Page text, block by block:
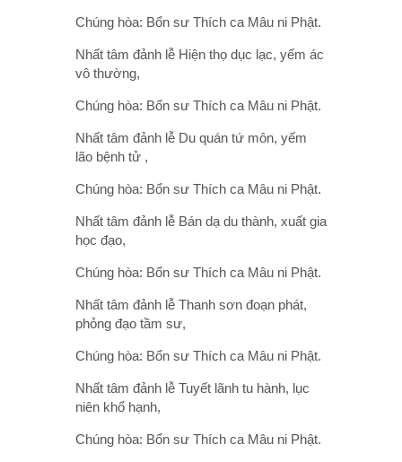
Chúng hòa: Bổn sư Thích ca Mâu ni Phật.
Nhất tâm đảnh lễ Hiện thọ dục lạc, yếm ác
vô thường,
Chúng hòa: Bổn sư Thích ca Mâu ni Phật.
Nhất tâm đảnh lễ Du quán tứ môn, yếm
lão bệnh tử ,
Chúng hòa: Bổn sư Thích ca Mâu ni Phật.
Nhất tâm đảnh lễ Bán dạ du thành, xuất gia
học đạo,
Chúng hòa: Bổn sư Thích ca Mâu ni Phật.
Nhất tâm đảnh lễ Thanh sơn đoạn phát,
phỏng đạo tầm sư,
Chúng hòa: Bổn sư Thích ca Mâu ni Phật.
Nhất tâm đảnh lễ Tuyết lãnh tu hành, lục
niên khổ hạnh,
Chúng hòa: Bổn sư Thích ca Mâu ni Phật.